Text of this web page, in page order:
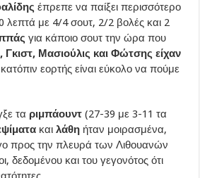
έπρεπε να παίξει περισσότερο
λεπτά με 4/4 σουτ, 2/2 βολές και 2
για κάποιο σουτ την ώρα που
Γκιστ, Μασιούλις και Φώτσης είχαν
εορτής είναι εύκολο να πούμε
τα ριμπάουντ(27-39 με 3-11 τα
καιλάθη ήταν μοιρασμένα,
προς την πλευρά των Λιθουανών
δεδομένου και του γεγονότος ότι